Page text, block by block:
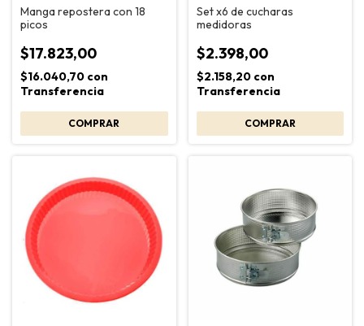
Manga repostera con 18
picos
$17.823,00
$16.040,70 con
Transferencia
Set x6 de cucharas
medidoras
$2.398,00
$2.158,20 con
Transferencia